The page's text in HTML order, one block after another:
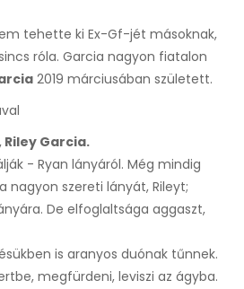
tehette ki Ex-Gf-jét másoknak,
róla. Garcia nagyon fiatalon
2019 márciusában született.
Riley Garcia.
- Ryan lányáról. Még mindig
nagyon szereti lányát, Rileyt;
De elfoglaltsága aggaszt,
is aranyos duónak tűnnek.
megfürdeni, leviszi az ágyba.